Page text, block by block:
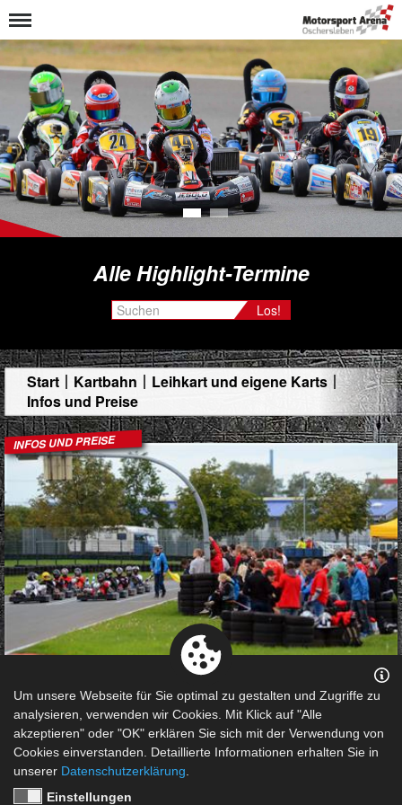
1 2
Alle Highlight-Termine
Los!
Start Kartbahn
Leihkart und eigene Karts
Infos und Preise
INFOS UND PREISE
Die Outdoor-Kartbahn der Motorsport Arena bietet für
viele Anlässe das passende Fahrerlebnis. Egal ob
Geburtstagsfeier oder ein kleines Kart-Duell mit Freunden
am Nachmittag. Auf den folgenden Seiten findet Ihr alle
Preise und Informationen rund um das Thema Kart. Auch
könnt Ihr Euch hier direkt online einen Termin sichern!
Um unsere Webseite für Sie optimal zu gestalten und Zugriffe zu
analysieren, verwenden wir Cookies. Mit Klick auf "Alle
akzeptieren" oder "OK" erklären Sie sich mit der Verwendung von
Cookies einverstanden. Detaillierte Informationen erhalten Sie in
unserer Datenschutzerklärung
Einstellungen